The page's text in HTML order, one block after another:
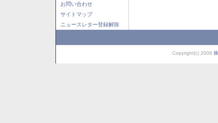
お問い合わせ
サイトマップ
ニュースレター登録解除
Copyright(c) 2008